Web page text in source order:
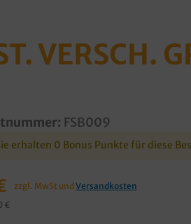
VERSCH.
FSB009
erhalten 0 Bonus Punkte für diese
zzgl. MwSt undVersandkosten
€